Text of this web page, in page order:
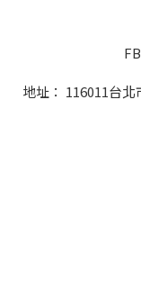
地址： 116011台